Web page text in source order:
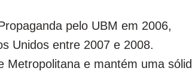
pelo UBM em 2006,
Unidos entre 2007 e 2008.
Metropolitana e mantém uma